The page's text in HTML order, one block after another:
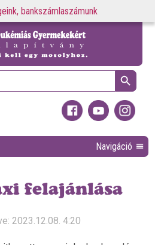
bankszámlaszámunk
Search Button
Navigáció
felajánlása
2023.12.08. 4:20